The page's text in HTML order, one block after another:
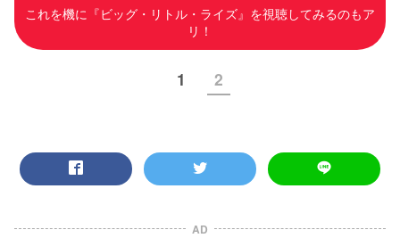
これを機に『ビッグ・リトル・ライズ』を視聴してみるのもア
リ！
1 2
AD